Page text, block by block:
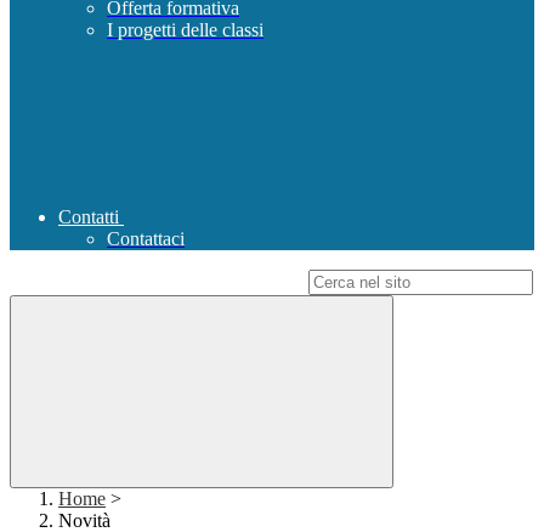
Offerta formativa
I progetti delle classi
Contatti
Contattaci
Home >
Novità